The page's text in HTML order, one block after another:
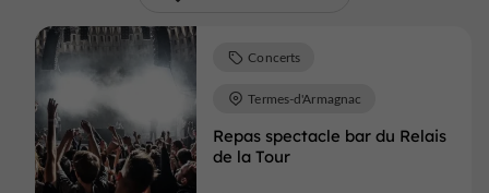
Repas spectacle bar du Relais
de la Tour
Concerts
Termes-d'Armagnac